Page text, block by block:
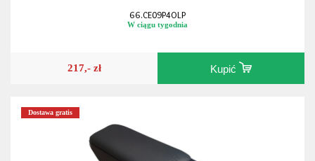
66.CE09P4OLP
W ciągu tygodnia
217,- zł Kupić
Dostawa gratis